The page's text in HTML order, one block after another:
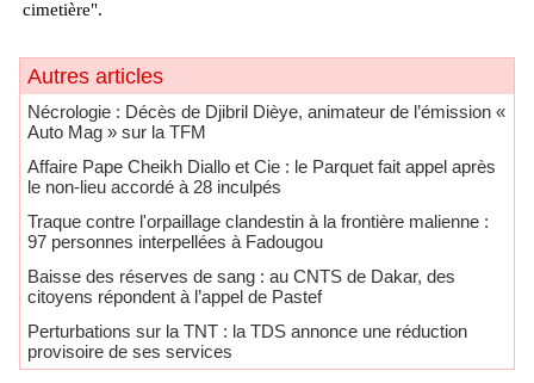
cimetière".
Autres articles
Nécrologie : Décès de Djibril Dièye, animateur de l’émission «
Auto Mag » sur la TFM
Affaire Pape Cheikh Diallo et Cie : le Parquet fait appel après
le non-lieu accordé à 28 inculpés
Traque contre l'orpaillage clandestin à la frontière malienne :
97 personnes interpellées à Fadougou
Baisse des réserves de sang : au CNTS de Dakar, des
citoyens répondent à l’appel de Pastef
Perturbations sur la TNT : la TDS annonce une réduction
provisoire de ses services